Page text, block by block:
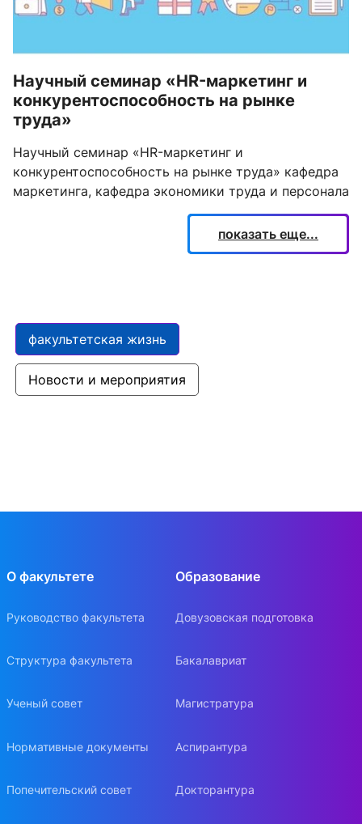
Научный семинар «HR-маркетинг и
конкурентоспособность на рынке
труда»
Научный семинар «HR-маркетинг и
конкурентоспособность на рынке труда» кафедра
маркетинга, кафедра экономики труда и персонала
показать еще...
факультетская жизнь
Новости и мероприятия
О факультете
Руководство факультета
Структура факультета
Ученый совет
Нормативные документы
Попечительский совет
Образование
Довузовская подготовка
Бакалавриат
Магистратура
Аспирантура
Докторантура